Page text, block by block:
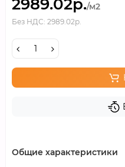
2989.02р./м2
Без НДС: 2989.02р.
Общие характеристики